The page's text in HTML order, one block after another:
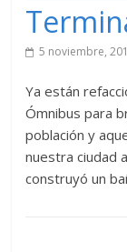
5 noviembre,
Ya están
Ómnibus para
población y
nuestra ciudad
construyó un